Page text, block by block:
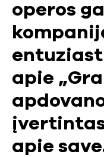
operos
apie
įvertintas
apie